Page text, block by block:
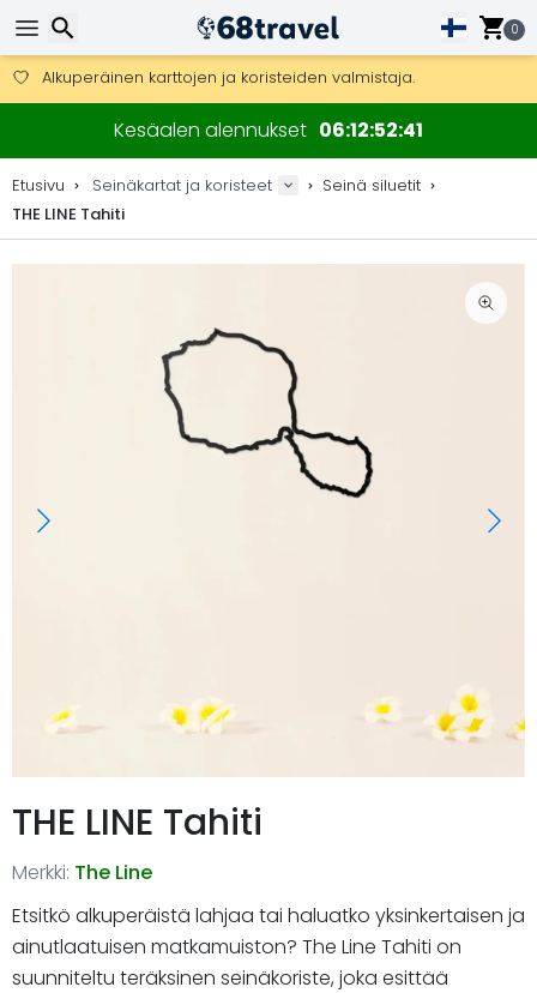
0
Mahdollisuus lähettää DHL Express -lähetyksenä (toimitus 24
30 päivää palautukseen, 90 päivää puukarttoihin ja koristeisiin.
Alkuperäinen karttojen ja koristeiden valmistaja.
Kesäalen alennukset 06 12 52 41
Etusivu Seinäkartat ja koristeet
Seinä siluetit
THE LINE Tahiti
THE LINE Tahiti
Merkki: The Line
Etsitkö alkuperäistä lahjaa tai haluatko yksinkertaisen ja
ainutlaatuisen matkamuiston? The Line Tahiti on
suunniteltu teräksinen seinäkoriste, joka esittää
Etsi